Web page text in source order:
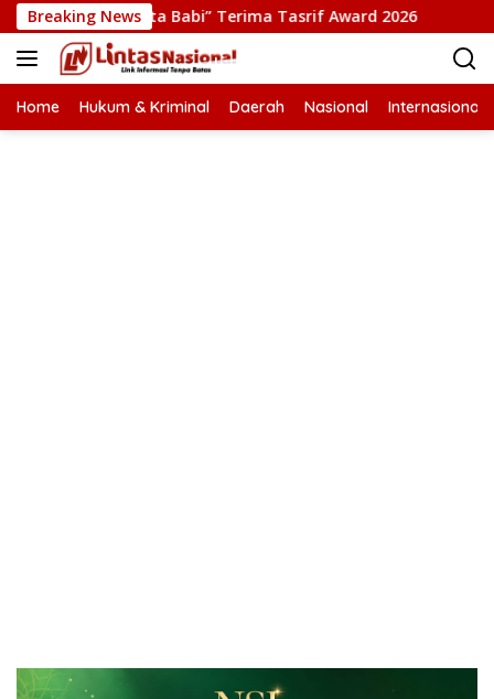
Langsung
ke
konten
Breaking News
“Pesta Babi” Terima Tasrif Award 2026
Home Hukum & Kriminal Daerah Nasional Internasional